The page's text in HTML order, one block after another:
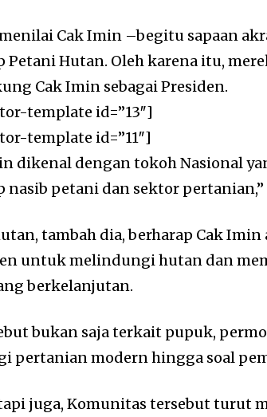
Cak Imin –begitu sapaan
Petani Hutan. Oleh karena itu,
Cak Imin sebagai Presiden.
template id=”13″]
template id=”11″]
dikenal dengan tokoh Nasional
nasib petani dan sektor pertanian,”
tambah dia, berharap Cak
untuk melindungi hutan dan
berkelanjutan.
bukan saja terkait pupuk,
pertanian modern hingga soal
juga, Komunitas tersebut turut